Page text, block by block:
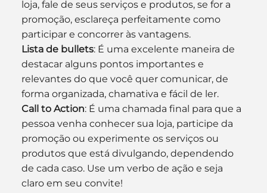
loja, fale de seus serviços e produtos, se for a
promoção, esclareça perfeitamente como
participar e concorrer às vantagens.
Lista de bullets: É uma excelente maneira de
destacar alguns pontos importantes e
relevantes do que você quer comunicar, de
forma organizada, chamativa e fácil de ler.
Call to Action: É uma chamada final para que a
pessoa venha conhecer sua loja, participe da
promoção ou experimente os serviços ou
produtos que está divulgando, dependendo
de cada caso. Use um verbo de ação e seja
claro em seu convite!